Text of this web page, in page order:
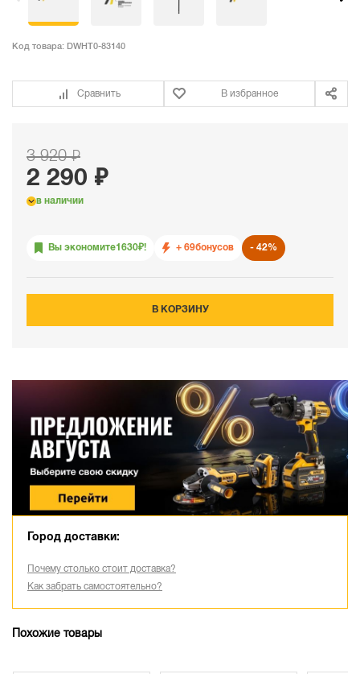
Код товара: DWHT0-83140
Сравнить В избранное
3 920 ₽
2 290 ₽
в наличии
Вы экономите1630₽! + 69бонусов 42%
В КОРЗИНУ
Город доставки:
Почему столько стоит доставка?
Как забрать самостоятельно?
Похожие товары